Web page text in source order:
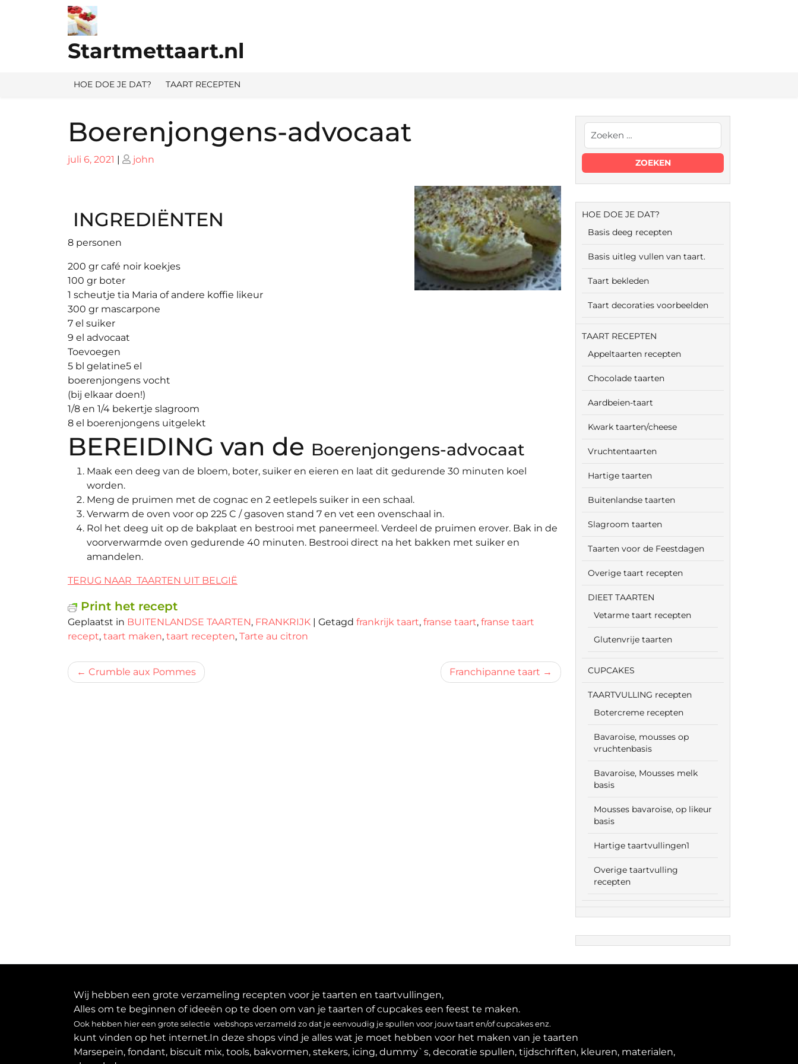
Startmettaart.nl
HOE DOE JE DAT? TAART RECEPTEN
Boerenjongens-advocaat
Geplaatst
juli 6, 2021 | Geplaatst
john
INGREDIËNTEN
8 personen
200 gr café noir koekjes
100 gr boter
1 scheutje tia Maria of andere koffie likeur
300 gr mascarpone
7 el suiker
9 el advocaat
Toevoegen
5 bl gelatine5 el
boerenjongens vocht
(bij elkaar doen!)
1/8 en 1/4 bekertje slagroom
8 el boerenjongens uitgelekt
BEREIDING van de Boerenjongens-advocaat
Maak een deeg van de bloem, boter, suiker en eieren en laat dit gedurende 30 minuten koel
worden.
Meng de pruimen met de cognac en 2 eetlepels suiker in een schaal.
Verwarm de oven voor op 225 C / gasoven stand 7 en vet een ovenschaal in.
Rol het deeg uit op de bakplaat en bestrooi met paneermeel. Verdeel de pruimen erover. Bak in de
voorverwarmde oven gedurende 40 minuten. Bestrooi direct na het bakken met suiker en
amandelen.
TERUG NAAR TAARTEN UIT BELGIË
Print het recept
Geplaatst in BUITENLANDSE TAARTEN, FRANKRIJK | Getagd frankrijk taart, franse taart, franse taart
recept, taart maken, taart recepten, Tarte au citron
Bericht
Crumble aux Pommes Franchipanne taart
HOE DOE JE DAT?
Basis deeg recepten
Basis uitleg vullen van taart.
Taart bekleden
Taart decoraties voorbeelden
TAART RECEPTEN
Appeltaarten recepten
Chocolade taarten
Aardbeien-taart
Kwark taarten/cheese
Vruchtentaarten
Hartige taarten
Buitenlandse taarten
Slagroom taarten
Taarten voor de Feestdagen
Overige taart recepten
DIEET TAARTEN
Vetarme taart recepten
Glutenvrije taarten
CUPCAKES
TAARTVULLING recepten
Botercreme recepten
Bavaroise, mousses op
vruchtenbasis
Bavaroise, Mousses melk
basis
Mousses bavaroise, op likeur
basis
Hartige taartvullingen1
Overige taartvulling
recepten
Wij hebben een grote verzameling recepten voor je taarten en taartvullingen,
Alles om te beginnen of ideeën op te doen om van je taarten of cupcakes een feest te maken.
Ook hebben hier een grote selectie webshops verzameld zo dat je eenvoudig je spullen voor jouw taart en/of cupcakes enz.
kunt vinden op het internet.In deze shops vind je alles wat je moet hebben voor het maken van je taarten
Marsepein, fondant, biscuit mix, tools, bakvormen, stekers, icing, dummy`s, decoratie spullen, tijdschriften, kleuren, materialen,